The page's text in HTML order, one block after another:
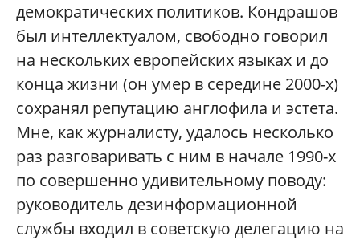
демократических политиков. Кондрашов
был интеллектуалом, свободно говорил
на нескольких европейских языках и до
конца жизни (он умер в середине 2000-х)
сохранял репутацию англофила и эстета.
Мне, как журналисту, удалось несколько
раз разговаривать с ним в начале 1990-х
по совершенно удивительному поводу:
руководитель дезинформационной
службы входил в советскую делегацию на